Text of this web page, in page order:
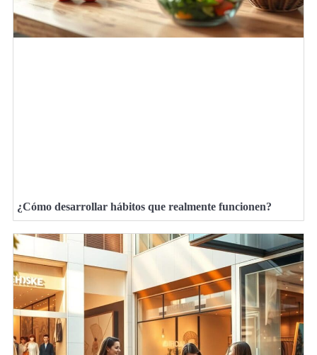
¿Cómo desarrollar hábitos que realmente funcionen?